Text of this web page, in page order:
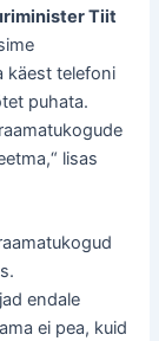
Tiit
käest telefoni
puhata.
lisas
endale
ei pea, kuid